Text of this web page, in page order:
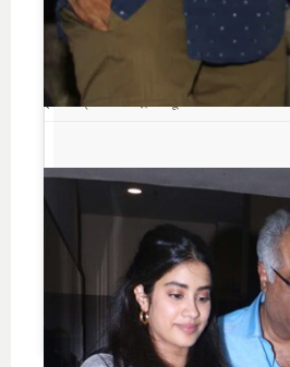
ईशान खट्टर और जाह्नवी कपूर.